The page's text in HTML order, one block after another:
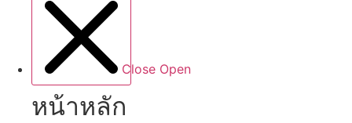
Close Open
หน้าหลัก